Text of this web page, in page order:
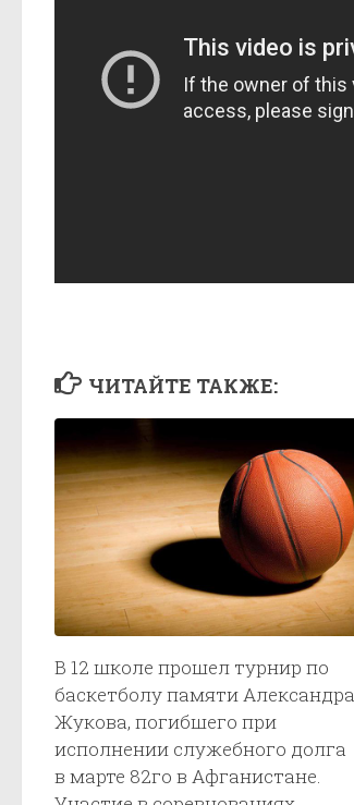
ЧИТАЙТЕ ТАКЖЕ:
В 12 школе прошел турнир по
баскетболу памяти Александра
Жукова, погибшего при
исполнении служебного долга
в марте 82го в Афганистане.